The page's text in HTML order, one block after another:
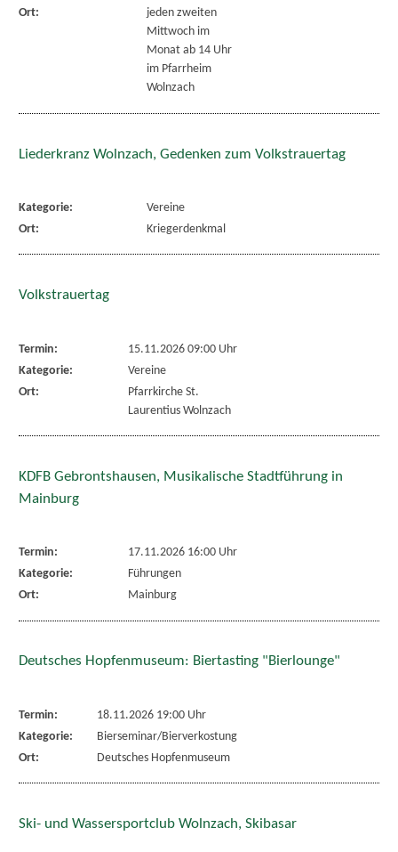
Ort:
jeden zweiten
Mittwoch im
Monat ab 14 Uhr
im Pfarrheim
Wolnzach
Liederkranz Wolnzach, Gedenken zum Volkstrauertag
Kategorie:
Vereine
Ort:
Kriegerdenkmal
Volkstrauertag
Termin:
15.11.2026 09:00 Uhr
Kategorie:
Vereine
Ort:
Pfarrkirche St.
Laurentius Wolnzach
KDFB Gebrontshausen, Musikalische Stadtführung in
Mainburg
Termin:
17.11.2026 16:00 Uhr
Kategorie:
Führungen
Ort:
Mainburg
Deutsches Hopfenmuseum: Biertasting "Bierlounge"
Termin:
18.11.2026 19:00 Uhr
Kategorie:
Bierseminar/Bierverkostung
Ort:
Deutsches Hopfenmuseum
Ski- und Wassersportclub Wolnzach, Skibasar